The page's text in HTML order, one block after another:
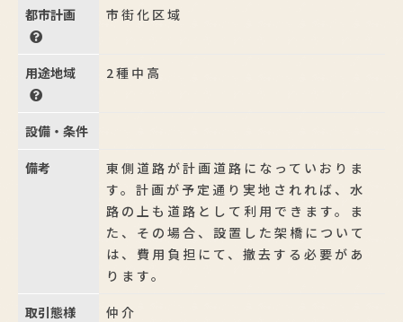
都市計画 市街化区域
用途地域 2種中高
設備・条件
備考
東側道路が計画道路になっていおりま
す。計画が予定通り実地されれば、水
路の上も道路として利用できます。ま
た、その場合、設置した架橋について
は、費用負担にて、撤去する必要があ
ります。
取引態様 仲介